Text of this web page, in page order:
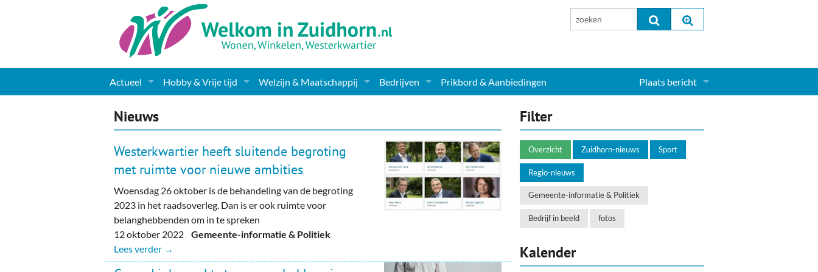
Actueel
Nieuws
Gemeente informatie
Dorpen
Woningaanbod
Columns & Redactioneel
Foto-pagina
Hobby & Vrije tijd
Kunst
Muziek
Toerisme & Musea
Welzijn & Maatschappij
Gezondheid & Zorg
Kinderopvang
Levensbeschouwelijk
Bedrijven
Verzorging
Dieren & Tuin
Prikbord & Aanbiedingen Plaats bericht
Nieuws
Westerkwartier heeft sluitende begroting
met ruimte voor nieuwe ambities
Woensdag 26 oktober is de behandeling van de begroting
2023 in het raadsoverleg. Dan is er ook ruimte voor
belanghebbenden om in te spreken
12 oktober 2022Gemeente-informatie & Politiek
Lees verder →
Filter
Overzicht Zuidhorn-nieuws Sport
Regio-nieuws
Gemeente-informatie & Politiek
Bedrijf in beeld fotos
Kalender